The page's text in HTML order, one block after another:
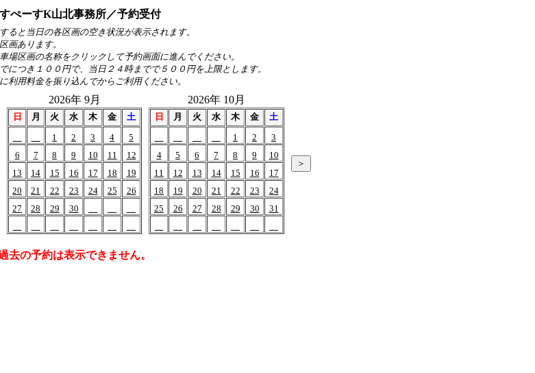
すぺーすK山北事務所／予約受付
ると当日の各区画の空き状況が表示されます。
画あります。
場区画の名称をクリックして予約画面に進んでください。
につき１００円で、当日２４時までで５００円を上限とします。
利用料金を振り込んでからご利用ください。
2026年 9月
日 月 火 水 木 金
土
1
2 3 4
5
6
7 8 9 10 11
12
13
14 15 16 17 18
19
20
21 22 23 24 25
26
27
28 29 30
2026年 10月
日 月 火 水 木 金
土
1
2
3
4
5 6 7 8 9
10
11
12 13 14 15 16
17
18
19 20 21 22 23
24
25
26 27 28 29 30 31
去の予約は表示できません。